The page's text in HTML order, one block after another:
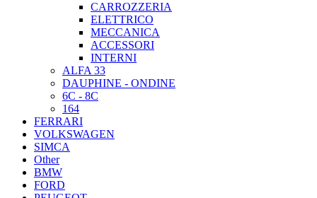
CARROZZERIA
ELETTRICO
MECCANICA
ACCESSORI
INTERNI
ALFA 33
DAUPHINE - ONDINE
6C - 8C
164
FERRARI
VOLKSWAGEN
SIMCA
Other
BMW
FORD